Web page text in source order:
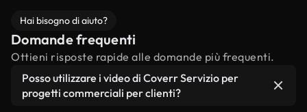
Hai bisogno di aiuto?
Domande frequenti
Ottieni risposte rapide alle domande più frequenti.
Posso utilizzare i video di Coverr Servizio per
progetti commerciali per clienti?